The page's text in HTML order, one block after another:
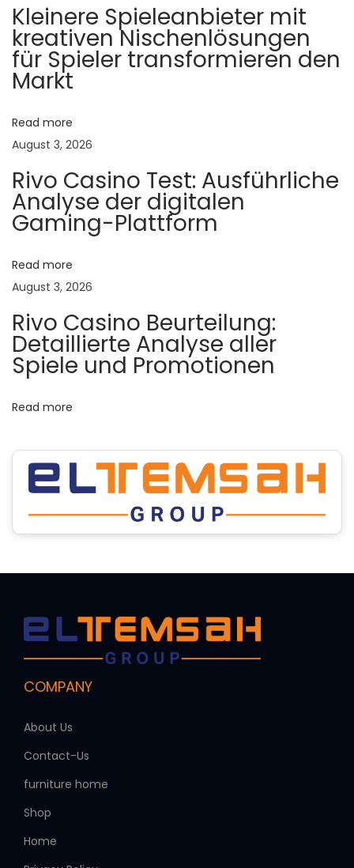
d
A
p
p
i
n
t
m
e
t
C
i
c
k
G
m
Kleinere Spieleanbieter mit
kreativen Nischenlösungen
für Spieler transformieren den
Markt
Read more
August 3, 2026
Rivo Casino Test: Ausführliche
Analyse der digitalen
Gaming-Plattform
Read more
August 3, 2026
Rivo Casino Beurteilung:
Detaillierte Analyse aller
Spiele und Promotionen
Read more
COMPANY
About Us
Contact-Us
furniture home
Shop
Home